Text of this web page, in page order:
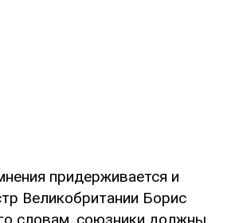
придерживается и
Великобритании Борис
словам, союзники должны